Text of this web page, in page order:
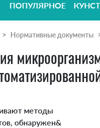
ПОПУЛЯРНОЕ
Нормативные документы
методы
обнаружен&